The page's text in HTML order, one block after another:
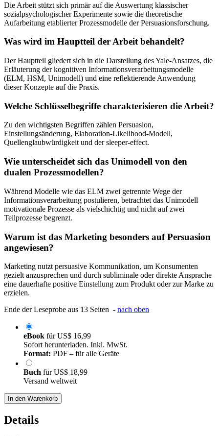
Die Arbeit stützt sich primär auf die Auswertung klassischer
sozialpsychologischer Experimente sowie die theoretische
Aufarbeitung etablierter Prozessmodelle der Persuasionsforschung.
Was wird im Hauptteil der Arbeit behandelt?
Der Hauptteil gliedert sich in die Darstellung des Yale-Ansatzes, die
Erläuterung der kognitiven Informationsverarbeitungsmodelle
(ELM, HSM, Unimodell) und eine reflektierende Anwendung
dieser Konzepte auf die Praxis.
Welche Schlüsselbegriffe charakterisieren die Arbeit?
Zu den wichtigsten Begriffen zählen Persuasion,
Einstellungsänderung, Elaboration-Likelihood-Modell,
Quellenglaubwürdigkeit und der sleeper-effect.
Wie unterscheidet sich das Unimodell von den
dualen Prozessmodellen?
Während Modelle wie das ELM zwei getrennte Wege der
Informationsverarbeitung postulieren, betrachtet das Unimodell
motivationale Prozesse als vielschichtig und nicht auf zwei
Teilprozesse begrenzt.
Warum ist das Marketing besonders auf Persuasion
angewiesen?
Marketing nutzt persuasive Kommunikation, um Konsumenten
gezielt anzusprechen und durch subliminale oder direkte Ansprache
eine dauerhafte positive Einstellung zum Produkt oder zur Marke zu
erzielen.
Ende der Leseprobe aus 13 Seiten - nach oben
eBook fürUS$ 16,99
Sofort herunterladen. Inkl. MwSt.
Format: PDF – für alle Geräte
Buch fürUS$ 18,99
Versand weltweit
In den Warenkorb
Details